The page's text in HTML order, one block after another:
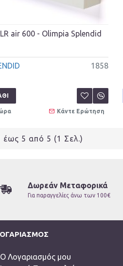
1858
air 600 - Olimpia Splendid
Κάντε Ερώτηση
έως 5 από 5 (1 Σελ.)
Δωρεάν Μεταφορικά
Για παραγγελίες άνω των 100€
Ο Λογαριασμός μου